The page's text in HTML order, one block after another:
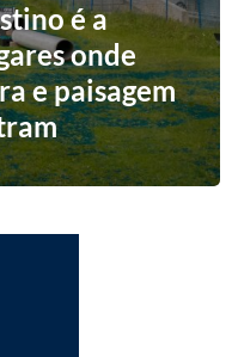
é a
onde
e paisagem